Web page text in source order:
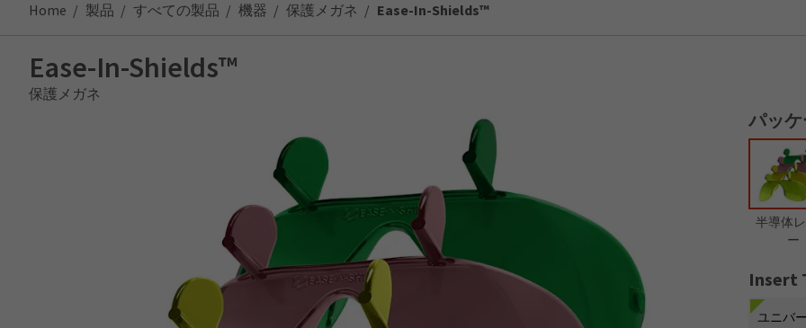
Home 製品 すべての製品 機器 保護メガネ Ease-In-Shields™
Ease-In-Shields™
保護メガネ
パッ
半導体
ー
Insert
ユニバ